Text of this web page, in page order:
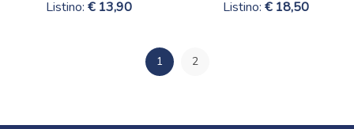
Listino: 13,90 Listino: 18,50
1 2